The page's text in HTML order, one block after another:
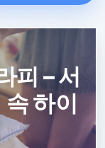
피 – 서
속 하이